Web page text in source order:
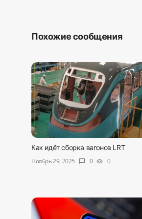
Похожие сообщения
Как идёт сборка вагонов LRT
Ноябрь 29, 2025
chat_bubble 0 visibility 0